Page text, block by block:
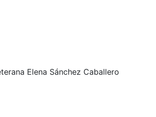
Elena Sánchez Caballero